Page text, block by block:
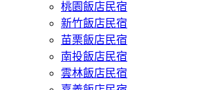
桃園飯店民宿
新竹飯店民宿
苗栗飯店民宿
南投飯店民宿
雲林飯店民宿